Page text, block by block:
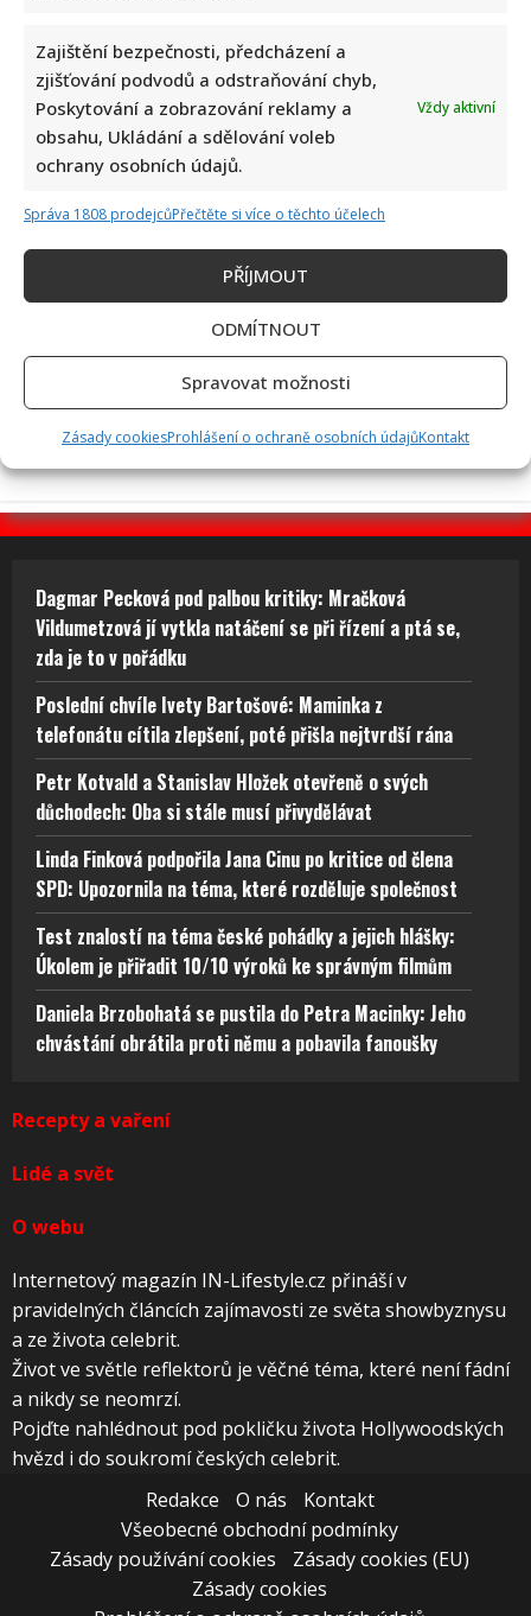
Zajištění bezpečnosti, předcházení a
zjišťování podvodů a odstraňování chyb,
Poskytování a zobrazování reklamy a
obsahu, Ukládání a sdělování voleb
ochrany osobních údajů.
Vždy aktivní
Správa 1808 prodejcůPřečtěte si více o těchto účelech
PŘÍJMOUT
ODMÍTNOUT
Spravovat možnosti
Zásady cookiesProhlášení o ochraně osobních údajůKontakt
Linda Finková podpořila Jana Cinu po kritice od člena SPD:
Upozornila na téma, které rozděluje společnost
Test znalostí na téma české pohádky a jejich hlášky: Úkolem
je přiřadit 10/10 výroků ke správným filmům
Dagmar Pecková pod palbou kritiky: Mračková
Vildumetzová jí vytkla natáčení se při řízení a ptá se,
zda je to v pořádku
Poslední chvíle Ivety Bartošové: Maminka z
telefonátu cítila zlepšení, poté přišla nejtvrdší rána
Petr Kotvald a Stanislav Hložek otevřeně o svých
důchodech: Oba si stále musí přivydělávat
Linda Finková podpořila Jana Cinu po kritice od člena
SPD: Upozornila na téma, které rozděluje společnost
Test znalostí na téma české pohádky a jejich hlášky:
Úkolem je přiřadit 10/10 výroků ke správným filmům
Daniela Brzobohatá se pustila do Petra Macinky: Jeho
chvástání obrátila proti němu a pobavila fanoušky
Recepty a vaření
Lidé a svět
O webu
Internetový magazín IN-Lifestyle.cz přináší v
pravidelných článcích zajímavosti ze světa showbyznysu
a ze života celebrit.
Život ve světle reflektorů je věčné téma, které není fádní
a nikdy se neomrzí.
Pojďte nahlédnout pod pokličku života Hollywoodských
hvězd i do soukromí českých celebrit.
Redakce
O nás
Kontakt
Všeobecné obchodní podmínky
Zásady používání cookies
Zásady cookies (EU)
Zásady cookies